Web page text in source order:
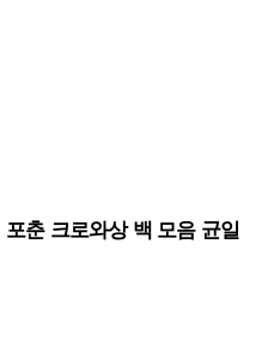
춘 크로와상 백 모음 균일